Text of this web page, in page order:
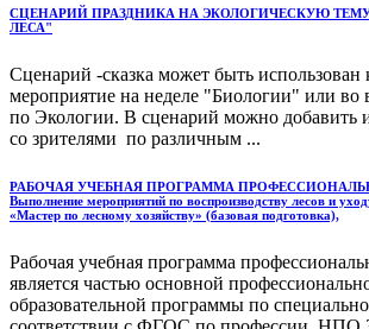
СЦЕНАРИЙ ПРАЗДНИКА НА ЭКОЛОГИЧЕСКУЮ
ЛЕСА"
Сценарий -сказка может быть использован
мероприятие на неделе "Биологии" или во
по Экологии. В сценарий можно добавить
со зрителями по различным ...
РАБОЧАЯ УЧЕБНАЯ ПРОГРАММА
Выполнение мероприятий по воспроизводству лесов и
«Мастер по лесному хозяйству» (базовая подготовка),
Рабочая учебная программа
является частью основной
образовательной программы по